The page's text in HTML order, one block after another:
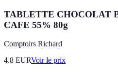
TABLETTE CHOCOLAT
CAFE 55% 80g
Comptoirs Richard
4.8 EURVoir le prix